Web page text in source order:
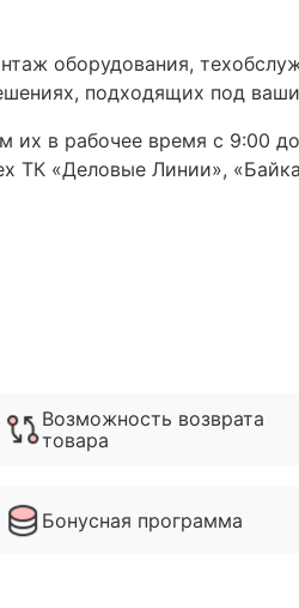
оборудования,
подходящих под
в рабочее время с 9:00
ТК «Деловые Линии»,
Возможность возврата
товара
Бонусная программа